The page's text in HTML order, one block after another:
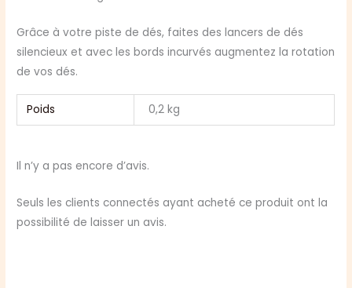
Grâce à votre piste de dés, faites des lancers de dés
silencieux et avec les bords incurvés augmentez la rotation
de vos dés.
Poids 0,2 kg
Il n’y a pas encore d’avis.
Seuls les clients connectés ayant acheté ce produit ont la
possibilité de laisser un avis.